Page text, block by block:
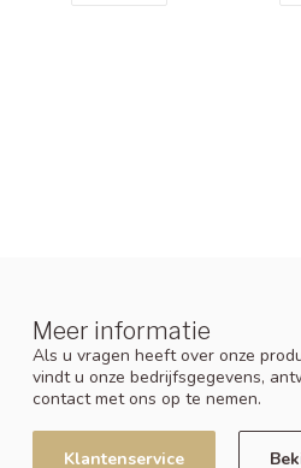
Meer informatie
Als u vragen heeft over onze
vindt u onze bedrijfsgegevens,
contact met ons op te nemen.
Klantenservice